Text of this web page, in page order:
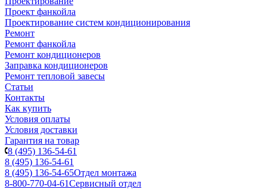
Проект фанкойла
Проектирование систем кондиционирования
Ремонт
Ремонт фанкойла
Ремонт кондиционеров
Заправка кондиционеров
Ремонт тепловой завесы
Статьи
Контакты
Как купить
Условия оплаты
Условия доставки
Гарантия на товар
8 (495) 136-54-61
8 (495) 136-54-61
8 (495) 136-54-65Отдел монтажа
8-800-770-04-61Сервисный отдел